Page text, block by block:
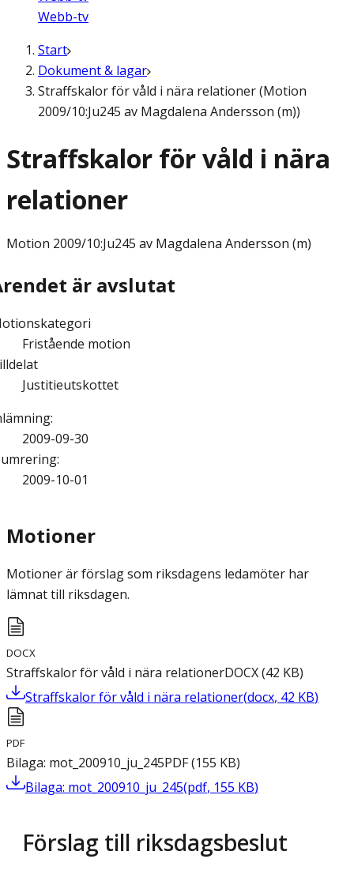
Webb-tv
Start
Dokument & lagar
Straffskalor för våld i nära relationer (Motion
2009/10:Ju245 av Magdalena Andersson (m))
Straffskalor för våld i nära
relationer
Motion 2009/10:Ju245 av Magdalena Andersson (m)
är avslutat
Fristående motion
Justitieutskottet
:
2009-09-30
:
2009-10-01
Motioner
Motioner är förslag som riksdagens ledamöter har
lämnat till riksdagen.
DOCX
Straffskalor för våld i nära relationerDOCX(42 KB)
Straffskalor för våld i nära relationer(docx, 42 KB)
PDF
Bilaga: mot_200910_ju_245PDF(155 KB)
Bilaga: mot_200910_ju_245(pdf, 155 KB)
Förslag till riksdagsbeslut